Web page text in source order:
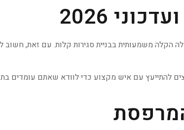
2026
להתייעץ עם איש מקצוע כדי לוודא שאתם עומדים